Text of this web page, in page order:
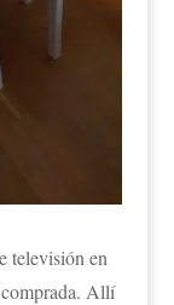
televisión en
Allí